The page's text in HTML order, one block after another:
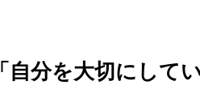
「自分を大切にして